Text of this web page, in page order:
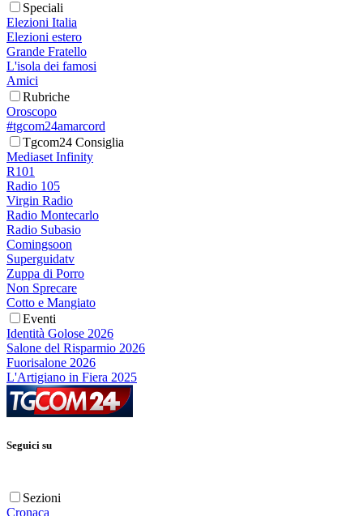
Speciali
Elezioni Italia
Elezioni estero
Grande Fratello
L'isola dei famosi
Amici
Rubriche
Oroscopo
#tgcom24amarcord
Tgcom24 Consiglia
Mediaset Infinity
R101
Radio 105
Virgin Radio
Radio Montecarlo
Radio Subasio
Comingsoon
Superguidatv
Zuppa di Porro
Non Sprecare
Cotto e Mangiato
Eventi
Identità Golose 2026
Salone del Risparmio 2026
Fuorisalone 2026
L'Artigiano in Fiera 2025
Seguici su
Sezioni
Cronaca